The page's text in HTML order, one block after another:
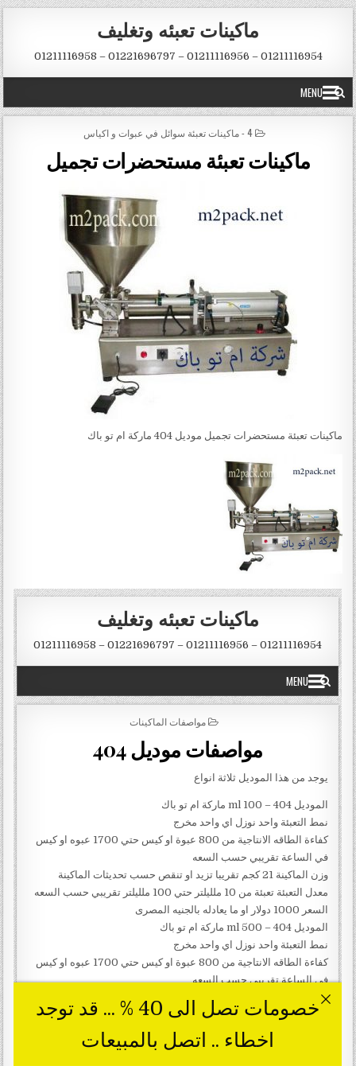
Skip to content
ماكينات تعبئه وتغليف
01211116954 – 01211116956 – 01221696797 – 01211116958
MENU
POSTED IN
4 - ماكينات تعبئة سوائل في عبوات و اكياس
ماكينات تعبئة مستحضرات تجميل
ماكينات تعبئة مستحضرات تجميل موديل 404 ماركة ام تو باك